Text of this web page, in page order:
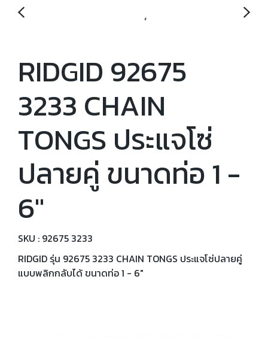
RIDGID 92675
3233 CHAIN
TONGS ประแจโซ่
ปลายคู่ ขนาดท่อ 1 -
6"
SKU : 92675 3233
RIDGID รุ่น 92675 3233 CHAIN TONGS ประแจโซ่ปลายคู่
แบบพลิกกลับได้ ขนาดท่อ 1 - 6"